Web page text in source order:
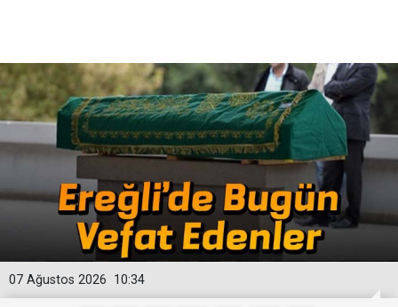
10:34
07 Ağustos 2026